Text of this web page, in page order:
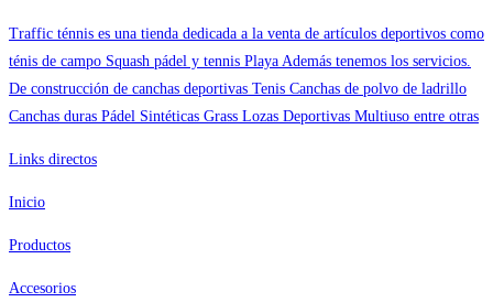
producto
Traffic ténnis es una tienda dedicada a la venta de artículos deportivos como
ténis de campo Squash pádel y tennis Playa Además tenemos los servicios.
De construcción de canchas deportivas Tenis Canchas de polvo de ladrillo
Canchas duras Pádel Sintéticas Grass Lozas Deportivas Multiuso entre otras
Links directos
Inicio
Productos
Accesorios